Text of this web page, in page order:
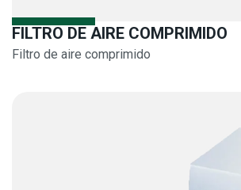
FILTRO DE AIRE COMPRIMIDO
Filtro de aire comprimido